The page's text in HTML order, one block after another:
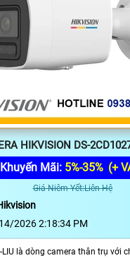
HIKVISION DS-
Mãi: 5%-35% (+
Giá Niêm Yết:Liên Hệ
2026 2:18:34 PM
LIU là dòng camera thân trụ với